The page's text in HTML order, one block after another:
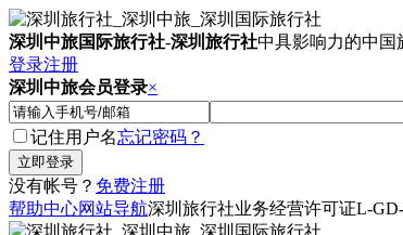
深圳中旅国际旅行社-深圳旅行社中具影响力的中国
登录注册
深圳中旅会员登录×
记住用户名忘记密码？
没有帐号？ 免费注册
帮助中心网站导航深圳旅行社业务经营许可证L-